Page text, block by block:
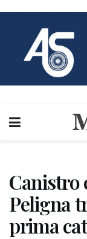
Canistro
Peligna
prima